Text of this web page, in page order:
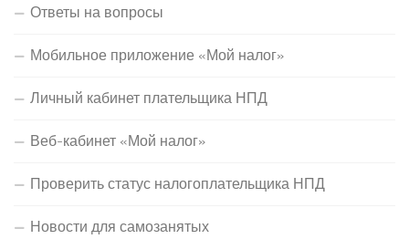
Ответы на вопросы
Мобильное приложение «Мой налог»
Личный кабинет плательщика НПД
Веб-кабинет «Мой налог»
Проверить статус налогоплательщика НПД
Новости для самозанятых